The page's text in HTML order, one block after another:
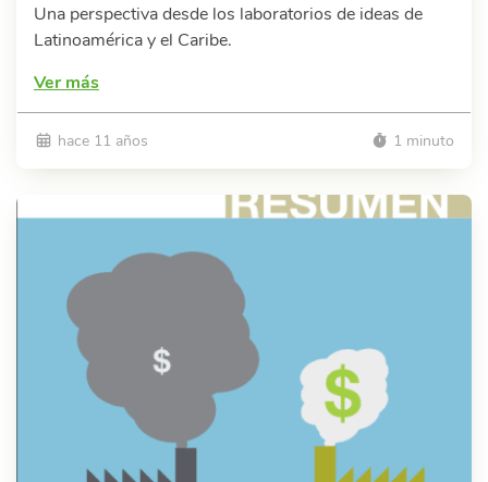
Una perspectiva desde los laboratorios de ideas de
Latinoamérica y el Caribe.
Ver más
hace 11 años 1 minuto